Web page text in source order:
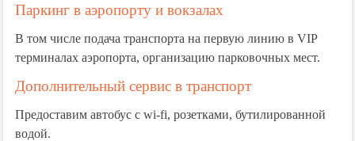
Паркинг в аэропорту и вокзалах
В том числе подача транспорта на первую линию в VIP
терминалах аэропорта, организацию парковочных мест.
Дополнительный сервис в транспорт
Предоставим автобус с wi-fi, розетками, бутилированной
водой.